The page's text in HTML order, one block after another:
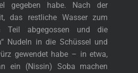
gegeben habe. Nach der
das restliche Wasser zum
Teil abgegossen und die
Nudeln in die Schüssel und
gewendet habe – in etwa,
ein (Nissin) Soba machen